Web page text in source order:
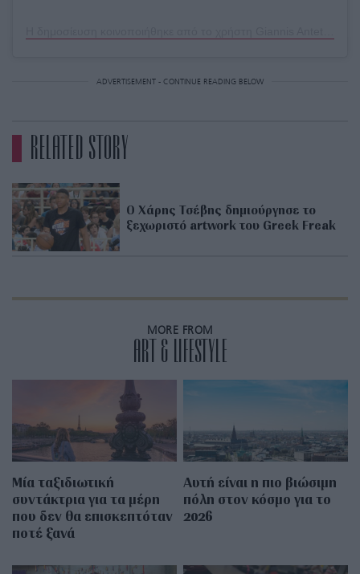
ADVERTISEMENT - CONTINUE READING BELOW
RELATED STORY
O Xάρης Τσέβης δημιούργησε το
ξεχωριστό artwork του Greek Freak
MORE FROM
ART & LIFESTYLE
Μία ταξιδιωτική
συντάκτρια για τα μέρη
που δεν θα επισκεπτόταν
ποτέ ξανά
Αυτή είναι η πιο βιώσιμη
πόλη στον κόσμο για το
2026